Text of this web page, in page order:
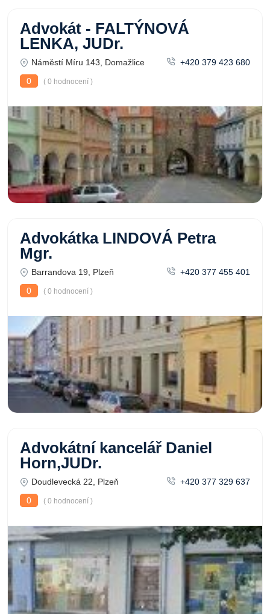
Advokát - FALTÝNOVÁ
LENKA, JUDr.
Náměstí Míru 143, Domažlice
+420 379 423 680
0
( 0 hodnocení )
Advokátka LINDOVÁ Petra
Mgr.
Barrandova 19, Plzeň
+420 377 455 401
0
( 0 hodnocení )
Advokátní kancelář Daniel
Horn,JUDr.
Doudlevecká 22, Plzeň
+420 377 329 637
0
( 0 hodnocení )